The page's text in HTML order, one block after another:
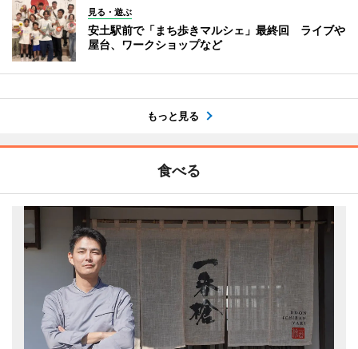
見る・遊ぶ
安土駅前で「まち歩きマルシェ」最終回 ライブや
屋台、ワークショップなど
もっと見る
食べる